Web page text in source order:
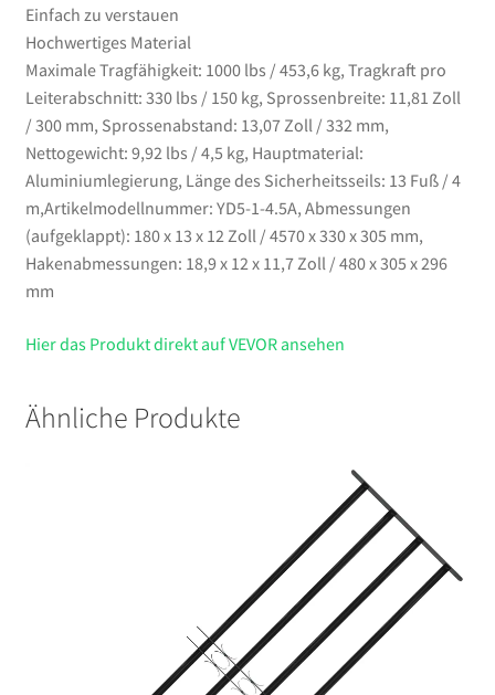
Einfach zu verstauen
Hochwertiges Material
Maximale Tragfähigkeit: 1000 lbs / 453,6 kg, Tragkraft pro
Leiterabschnitt: 330 lbs / 150 kg, Sprossenbreite: 11,81 Zoll
/ 300 mm, Sprossenabstand: 13,07 Zoll / 332 mm,
Nettogewicht: 9,92 lbs / 4,5 kg, Hauptmaterial:
Aluminiumlegierung, Länge des Sicherheitsseils: 13 Fuß / 4
m,Artikelmodellnummer: YD5-1-4.5A, Abmessungen
(aufgeklappt): 180 x 13 x 12 Zoll / 4570 x 330 x 305 mm,
Hakenabmessungen: 18,9 x 12 x 11,7 Zoll / 480 x 305 x 296
mm
Hier das Produkt direkt auf VEVOR ansehen
Ähnliche Produkte